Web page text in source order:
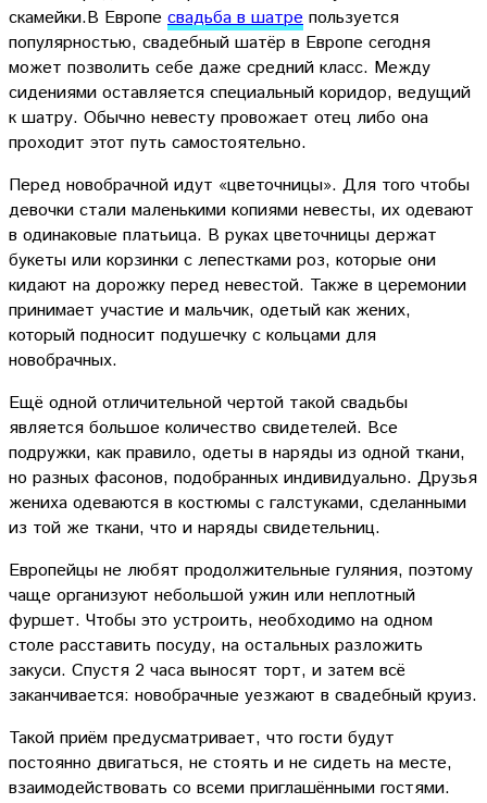
скамейки.В Европе свадьба в шатре пользуется
популярностью, свадебный шатёр в Европе сегодня
может позволить себе даже средний класс. Между
сидениями оставляется специальный коридор, ведущий
к шатру. Обычно невесту провожает отец либо она
проходит этот путь самостоятельно.
Перед новобрачной идут «цветочницы». Для того чтобы
девочки стали маленькими копиями невесты, их одевают
в одинаковые платьица. В руках цветочницы держат
букеты или корзинки с лепестками роз, которые они
кидают на дорожку перед невестой. Также в церемонии
принимает участие и мальчик, одетый как жених,
который подносит подушечку с кольцами для
новобрачных.
Ещё одной отличительной чертой такой свадьбы
является большое количество свидетелей. Все
подружки, как правило, одеты в наряды из одной ткани,
но разных фасонов, подобранных индивидуально. Друзья
жениха одеваются в костюмы с галстуками, сделанными
из той же ткани, что и наряды свидетельниц.
Европейцы не любят продолжительные гуляния, поэтому
чаще организуют небольшой ужин или неплотный
фуршет. Чтобы это устроить, необходимо на одном
столе расставить посуду, на остальных разложить
закуси. Спустя 2 часа выносят торт, и затем всё
заканчивается: новобрачные уезжают в свадебный круиз.
Такой приём предусматривает, что гости будут
постоянно двигаться, не стоять и не сидеть на месте,
взаимодействовать со всеми приглашёнными гостями.